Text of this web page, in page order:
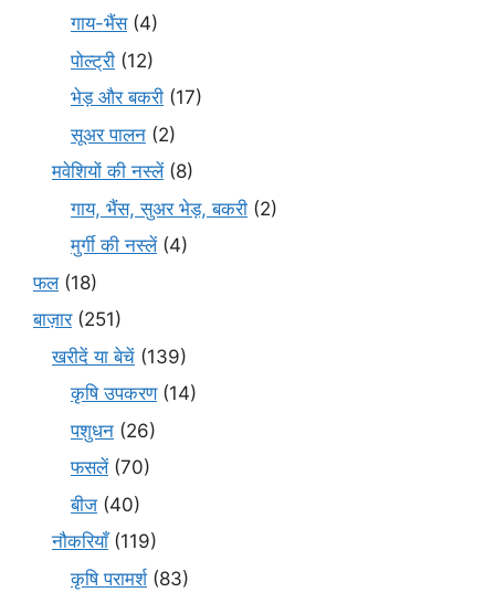
गाय-भैंस(4)
पोल्ट्री (12)
भेड़ और बकरी (17)
सूअर पालन (2)
मवेशियों की नस्लें(8)
गाय, भैंस, सुअर भेड़, बकरी (2)
मुर्गी की नस्लें(4)
फल(18)
बाज़ार(251)
खरीदें या बेचें (139)
कृषि उपकरण(14)
पशुधन (26)
फसलें(70)
बीज (40)
नौकरियाँ(119)
कृषि परामर्श(83)